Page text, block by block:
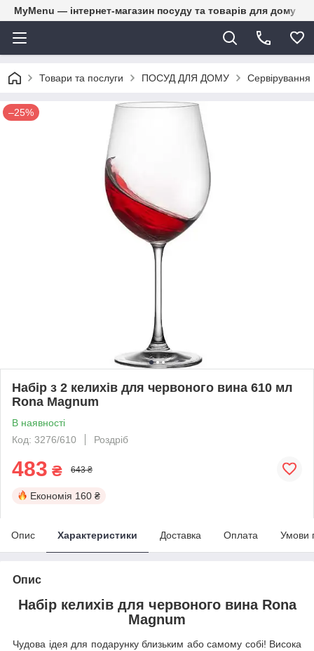
MyMenu — інтернет-магазин посуду та товарів для дому
Товари та послуги ПОСУД ДЛЯ ДОМУ Сервірування
–25%
Набір з 2 келихів для червоного вина 610 мл
Rona Magnum
В наявності
Код: 3276/610
Роздріб
483 ₴ 643 ₴
Економія 160 ₴
Опис Характеристики Доставка Оплата Умови
Опис
Набір келихів для червоного вина Rona
Magnum
Чудова ідея для подарунку близьким або самому собі! Висока